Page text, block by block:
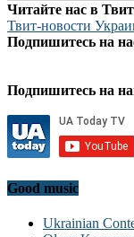
Читайте нас в
Твит-новости
Подпишитесь на
Подпишитесь на
Good music
Ukrainian